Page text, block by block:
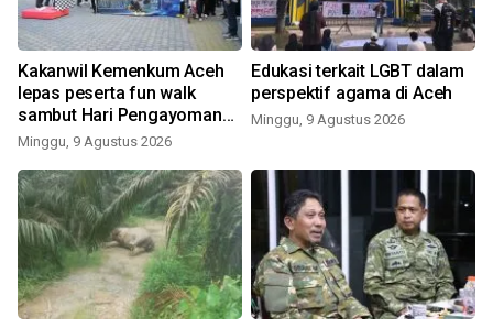
Kakanwil Kemenkum Aceh
lepas peserta fun walk
sambut Hari Pengayoman
ke-81
Minggu, 9 Agustus 2026
Edukasi terkait LGBT dalam
perspektif agama di Aceh
Minggu, 9 Agustus 2026